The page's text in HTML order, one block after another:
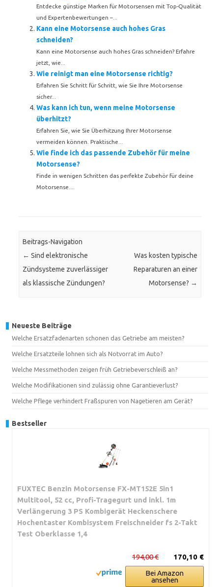
Entdecke günstige Marken für Motorsensen mit Top-Qualität
und Expertenbewertungen –...
Kann eine Motorsense auch hohes Gras
schneiden?
Kann eine Motorsense auch hohes Gras schneiden? Erfahre
jetzt, wie...
Wie reinigt man eine Motorsense richtig?
Erfahren Sie Schritt für Schritt, wie Sie Ihre Motorsense
sicher...
Was kann ich tun, wenn meine Motorsense
überhitzt?
Erfahren Sie, wie Sie Überhitzung Ihrer Motorsense
vermeiden können. Praktische...
Wie finde ich das passende Zubehör für meine
Motorsense?
Finde in wenigen Schritten das perfekte Zubehör für deine
Motorsense....
Beitrags-Navigation
← Sind elektronische
Zündsysteme zuverlässiger
als klassische Zündungen?
Was kosten typische
Reparaturen an einer
Motorsense? →
Neueste Beiträge
Welche Ersatzfadenarten schonen das Getriebe am meisten?
Welche Ersatzteile lohnen sich als Notvorrat im Auto?
Welche Messmethoden zeigen früh Getriebeverschleiß an?
Welche Modifikationen sind zulässig ohne Garantieverlust?
Welche Pflege verhindert Fraßspuren von Nagetieren am Gerät?
Bestseller
FUXTEC Benzin Motorsense FX-MT152E 5in1
Multitool, 52 cc, Profi-Tragegurt und inkl. 1m
Verlängerung 3 PS Kombigerät Heckenschere
Hochentaster Kombisystem Freischneider fs 2-Takt
Test Oberklasse 1,4
170,10 €
194,00 €
Bei Amazon
ansehen